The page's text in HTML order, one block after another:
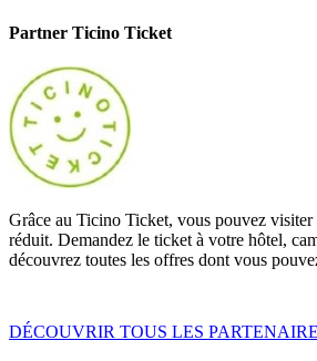
Partner Ticino Ticket
Grâce au Ticino Ticket, vous pouvez
réduit. Demandez le ticket à votre hôtel,
découvrez toutes les offres dont vous
DÉCOUVRIR TOUS LES